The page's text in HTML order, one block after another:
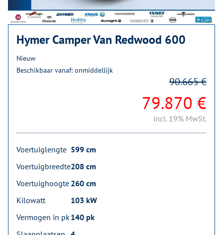
Hymer Camper Van Redwood 600
Nieuw
Beschikbaar vanaf: onmiddellijk
79.870 €
90.665 €
incl. 19% MwSt.
Voertuiglengte 599 cm
Voertuigbreedte208 cm
Voertuighoogte 260 cm
Kilowatt
103 kW
Vermogen in pk140 pk